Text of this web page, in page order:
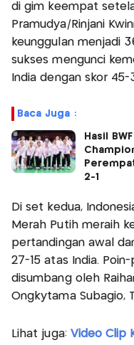
di gim keempat
Pramudya/Rinjani
keunggulan menjadi
sukses mengunci
India dengan skor 45-
Baca Juga :
Hasil
2-1
Di set kedua,
Merah Putih meraih
pertandingan awal
27-15 atas India.
disumbang oleh
Ongkytama Subagio,
Lihat juga: Video Clip